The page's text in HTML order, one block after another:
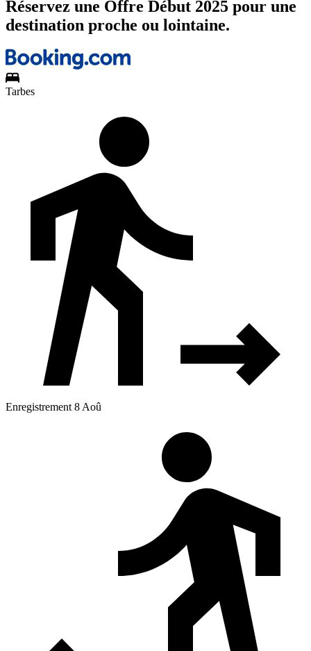
Réservez une Offre Début 2025 pour une
destination proche ou lointaine.
Tarbes
Enregistrement 8 Aoû